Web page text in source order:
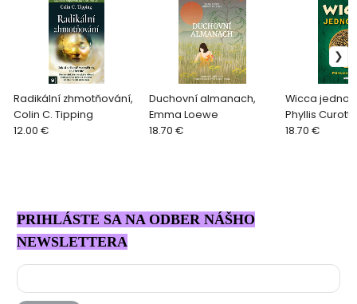
Radikální zhmotňování,
Colin C. Tipping
12.00 €
Duchovní almanach,
Emma Loewe
18.70 €
Wicca
Phyllis Curott
18.70 €
PRIHLÁSTE SA NA ODBER NÁŠHO
NEWSLETTERA